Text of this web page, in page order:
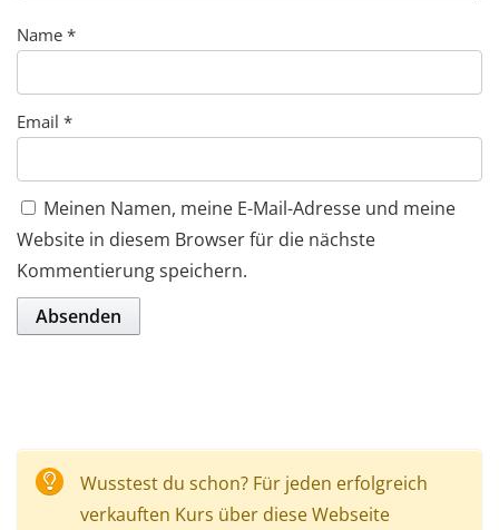
Name *
Email *
Meinen Namen, meine E-Mail-Adresse und meine
Website in diesem Browser für die nächste
Kommentierung speichern.
Wusstest du schon? Für jeden erfolgreich
verkauften Kurs über diese Webseite